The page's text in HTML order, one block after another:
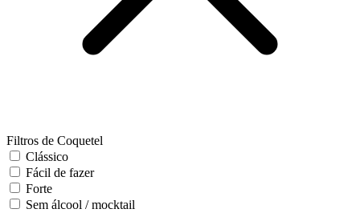
Filtros de Coquetel
Clássico
Fácil de fazer
Forte
Sem álcool / mocktail